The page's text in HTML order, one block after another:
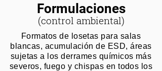
Formulaciones
(control ambiental)
Formatos de losetas para salas
blancas, acumulación de ESD, áreas
sujetas a los derrames químicos más
severos, fuego y chispas en todos los